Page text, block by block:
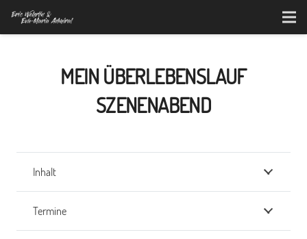
MEIN ÜBERLEBENSLAUF
SZENENABEND
Inhalt
Termine